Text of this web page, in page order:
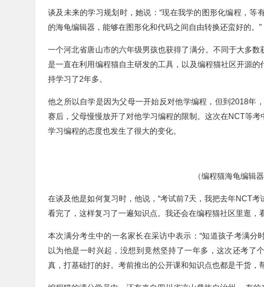
谈及未来的学习规划时，她说：“现在我学的图形化编程，等
的海龟编辑器，能够在图形化和代码之间自由转换还蛮好的。”
一个河北省唐山市的六年级男孩也获得了满分。不同于大多
是一直在利用编程猫自主研发的工具，以及编程猫社区开源
持学习了2年多。
他之所以自学是因为父母一开始反对他学编程，但到2018年
赛后，父母慢慢放开了对他学习编程的限制。这次在NCT等
学习编程的态度也发生了很大的变化。
（编程猫海龟编辑器
在谈及他是如何复习时，他说，“考试前7天，我把去年NCT
看完了，这样复习了一遍知识点。我还会在编程猫社区里逛，
本次满分考生中的一名家长在采访中表示：“知道孩子考满分
以为他是一时兴起，没想到竟然坚持了一年多，这次还考了
真，打基础打的好。考前推出的公开课和知识点也都是干货，